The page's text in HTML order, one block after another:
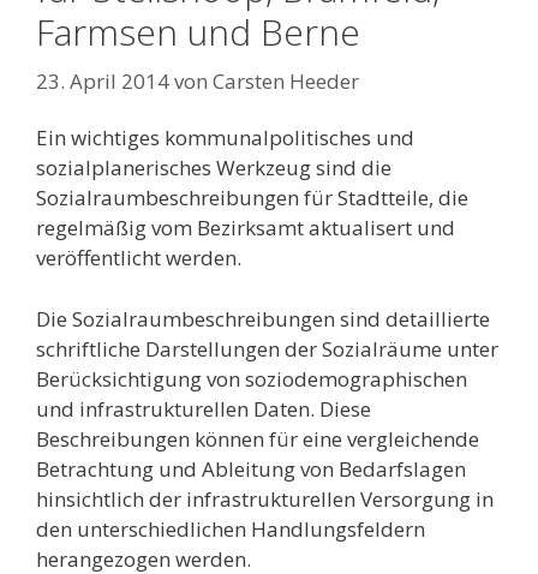
Farmsen und Berne
23. April 2014von Carsten Heeder
Ein wichtiges kommunalpolitisches und
sozialplanerisches Werkzeug sind die
Sozialraumbeschreibungen für Stadtteile, die
regelmäßig vom Bezirksamt aktualisert und
veröffentlicht werden.
Die Sozialraumbeschreibungen sind detaillierte
schriftliche Darstellungen der Sozialräume unter
Berücksichtigung von soziodemographischen
und infrastrukturellen Daten. Diese
Beschreibungen können für eine vergleichende
Betrachtung und Ableitung von Bedarfslagen
hinsichtlich der infrastrukturellen Versorgung in
den unterschiedlichen Handlungsfeldern
herangezogen werden.